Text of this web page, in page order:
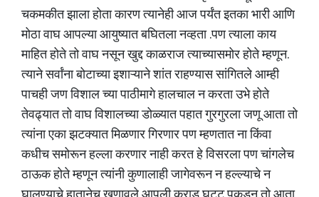
चकमकीत झाला होता कारण त्यानेही आज पर्यंत इतका भारी आणि
मोठा वाघ आपल्या आयुष्यात बघितला नव्हता .पण त्याला काय
माहित होते तो वाघ नसून खुद्द काळराज त्याच्यासमोर होते म्हणून.
त्याने सर्वांना बोटाच्या इशाऱ्याने शांत राहण्यास सांगितले आम्ही
पाचही जण विशाल च्या पाठीमागे हालचाल न करता उभे होते
तेवढ्यात तो वाघ विशालच्या डोळ्यात पहात गुरगुरला जणू आता तो
त्यांना एका झटक्यात मिळणार गिरणार पण म्हणतात ना किंवा
कधीच समोरून हल्ला करणार नाही करत हे विसरला पण चांगलेच
ठाऊक होते म्हणून त्यांनी कुणालाही जागेवरून न हल्ल्याचे न